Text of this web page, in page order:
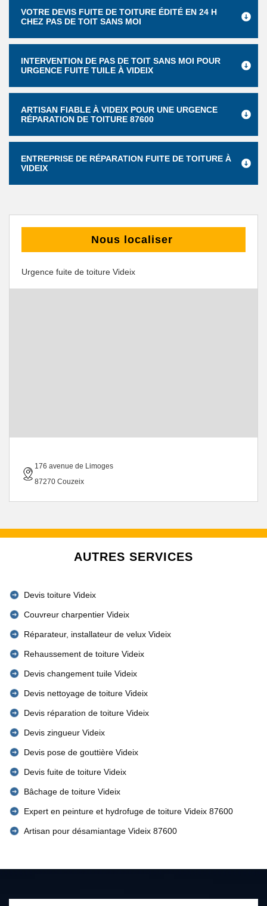
VOTRE DEVIS FUITE DE TOITURE ÉDITÉ EN 24 H
CHEZ PAS DE TOIT SANS MOI
INTERVENTION DE PAS DE TOIT SANS MOI POUR
URGENCE FUITE TUILE À VIDEIX
ARTISAN FIABLE À VIDEIX POUR UNE URGENCE
RÉPARATION DE TOITURE 87600
ENTREPRISE DE RÉPARATION FUITE DE TOITURE À
VIDEIX
Nous localiser
Urgence fuite de toiture Videix
176 avenue de Limoges
87270 Couzeix
AUTRES SERVICES
Devis toiture Videix
Couvreur charpentier Videix
Réparateur, installateur de velux Videix
Rehaussement de toiture Videix
Devis changement tuile Videix
Devis nettoyage de toiture Videix
Devis réparation de toiture Videix
Devis zingueur Videix
Devis pose de gouttière Videix
Devis fuite de toiture Videix
Bâchage de toiture Videix
Expert en peinture et hydrofuge de toiture Videix 87600
Artisan pour désamiantage Videix 87600